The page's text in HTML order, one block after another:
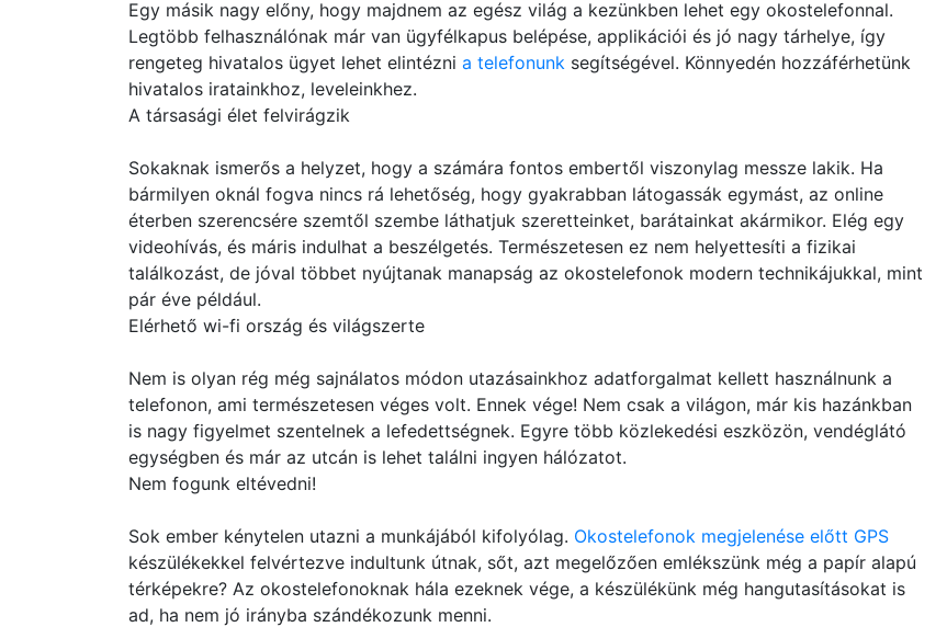
Egy másik nagy előny, hogy majdnem az egész világ a kezünkben lehet egy okostelefonnal.
Legtöbb felhasználónak már van ügyfélkapus belépése, applikációi és jó nagy tárhelye, így
rengeteg hivatalos ügyet lehet elintézni a telefonunk segítségével. Könnyedén hozzáférhetünk
hivatalos iratainkhoz, leveleinkhez.
A társasági élet felvirágzik
Sokaknak ismerős a helyzet, hogy a számára fontos embertől viszonylag messze lakik. Ha
bármilyen oknál fogva nincs rá lehetőség, hogy gyakrabban látogassák egymást, az online
éterben szerencsére szemtől szembe láthatjuk szeretteinket, barátainkat akármikor. Elég egy
videohívás, és máris indulhat a beszélgetés. Természetesen ez nem helyettesíti a fizikai
találkozást, de jóval többet nyújtanak manapság az okostelefonok modern technikájukkal, mint
pár éve például.
Elérhető wi-fi ország és világszerte
Nem is olyan rég még sajnálatos módon utazásainkhoz adatforgalmat kellett használnunk a
telefonon, ami természetesen véges volt. Ennek vége! Nem csak a világon, már kis hazánkban
is nagy figyelmet szentelnek a lefedettségnek. Egyre több közlekedési eszközön, vendéglátó
egységben és már az utcán is lehet találni ingyen hálózatot.
Nem fogunk eltévedni!
Sok ember kénytelen utazni a munkájából kifolyólag. Okostelefonok megjelenése előtt GPS
készülékekkel felvértezve indultunk útnak, sőt, azt megelőzően emlékszünk még a papír alapú
térképekre? Az okostelefonoknak hála ezeknek vége, a készülékünk még hangutasításokat is
ad, ha nem jó irányba szándékozunk menni.